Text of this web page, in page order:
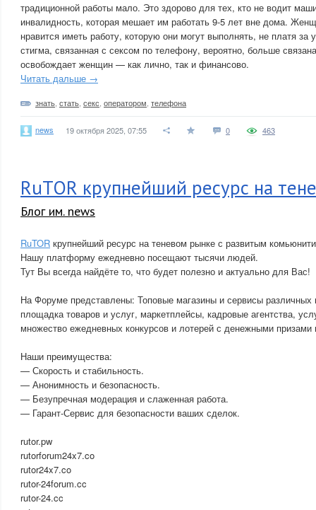
традиционной работы мало. Это здорово для тех, кто не водит
инвалидность, которая мешает им работать 9-5 лет вне дома.
нравится иметь работу, которую они могут выполнять, не платя за
стигма, связанная с сексом по телефону, вероятно, больше
освобождает женщин — как лично, так и финансово.
Читать дальше →
знать стать секс оператором телефона
news 19 октября 2025, 07:55 0 463
RuTOR крупнейший ресурс на
Блог им. news
RuTOR крупнейший ресурс на теневом рынке с развитым
Нашу платформу ежедневно посещают тысячи людей.
Тут Вы всегда найдёте то, что будет полезно и актуально для Вас!
На Форуме представлены: Топовые магазины и сервисы различных
площадка товаров и услуг, маркетплейсы, кадровые агентства,
множество ежедневных конкурсов и лотерей с денежными призами
Наши преимущества:
— Скорость и стабильность.
— Анонимность и безопасность.
— Безупречная модерация и слаженная работа.
— Гарант-Сервис для безопасности ваших сделок.
rutor.pw
rutorforum24x7.co
rutor24x7.co
rutor-24forum.cc
rutor-24.cc